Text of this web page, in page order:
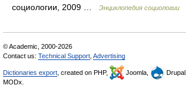
социологии, 2009 …
Энциклопедия социологии
© Academic, 2000-2026
Contact us: Technical Support Advertising
Dictionaries export , created on PHP, Joomla, Drupal,
MODx.